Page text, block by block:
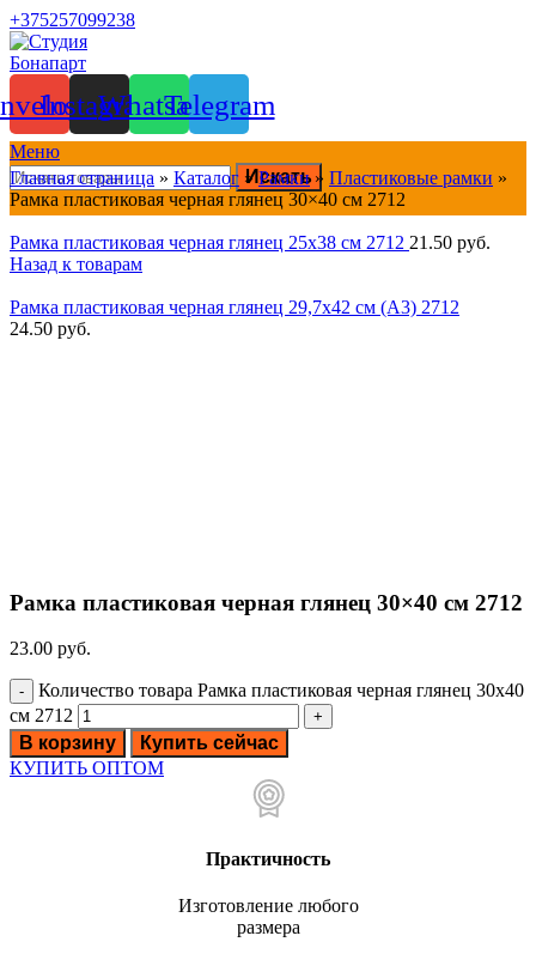
+375257099238
InstagramWhatsappTelegram
Меню
Искать
Главная страница » Каталог »Рамки» Пластиковые рамки »
Рамка пластиковая черная глянец 30×40 см 2712
Рамка пластиковая черная глянец 25x38 см 2712 21.50 руб.
Назад к товарам
Рамка пластиковая черная глянец 29,7x42 см (A3) 2712
24.50 руб.
Рамка пластиковая черная глянец 30×40 см 2712
23.00 руб.
Количество товара Рамка пластиковая черная глянец 30x40
см 2712
В корзину
Купить сейчас
КУПИТЬ ОПТОМ
Практичность
Изготовление любого
размера